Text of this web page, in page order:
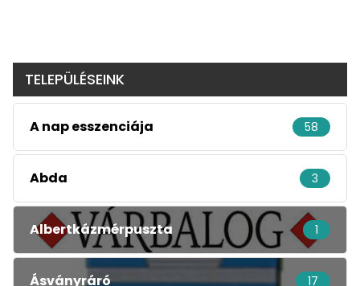
TELEPÜLÉSEINK
A nap esszenciája 58
Abda 3
Albertkázmérpuszta 1
Ásványráró 17